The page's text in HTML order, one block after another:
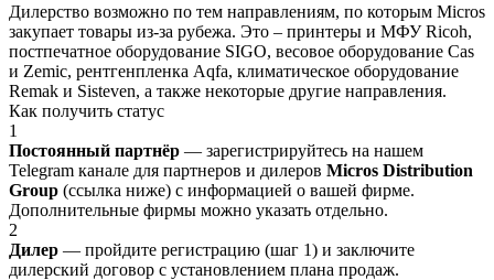
Дилерство возможно по тем направлениям, по которым Micros
закупает товары из-за рубежа. Это – принтеры и МФУ Ricoh,
постпечатное оборудование SIGO, весовое оборудование Cas
и Zemic, рентгенпленка Aqfa, климатическое оборудование
Remak и Sisteven, а также некоторые другие направления.
Как получить статус
1
Постоянный партнёр — зарегистрируйтесь на нашем
Telegram канале для партнеров и дилеров Micros Distribution
Group (ссылка ниже) с информацией о вашей фирме.
Дополнительные фирмы можно указать отдельно.
2
Дилер — пройдите регистрацию (шаг 1) и заключите
дилерский договор с установлением плана продаж.